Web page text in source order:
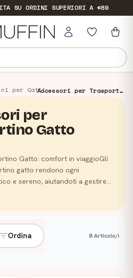
SU ORDINI SUPERIORI A €89
per Gatti Accessori per Trasportino Gatto
per
Gatto
Gatto: comfort in viaggioGli
gatto rendono ogni
e sereno, aiutandoti a gestire
esigenze fuori casa.In questa
Ordina 8 Articolo/i